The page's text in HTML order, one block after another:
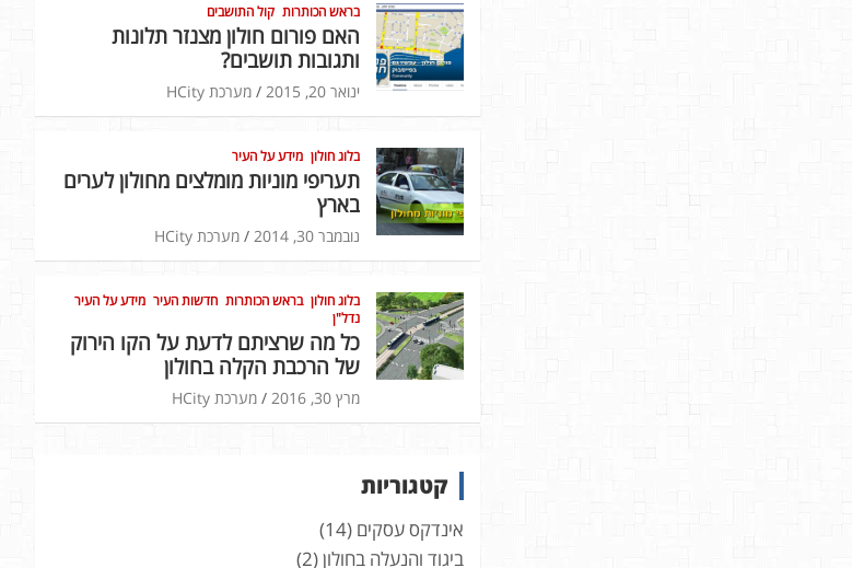
בראש הכותרות קול התושבים
האם פורום חולון מצנזר תלונות
ותגובות תושבים?
ינואר 20, 2015 מערכת HCity
בלוג חולון מידע על העיר
תעריפי מוניות מומלצים מחולון לערים
בארץ
נובמבר 30, 2014 מערכת HCity
בלוג חולון בראש הכותרות חדשות העיר מידע על העיר
נדל"ן
כל מה שרציתם לדעת על הקו הירוק
של הרכבת הקלה בחולון
מרץ 30, 2016 מערכת HCity
קטגוריות
אינדקס עסקים (14)
ביגוד והנעלה בחולון(2)